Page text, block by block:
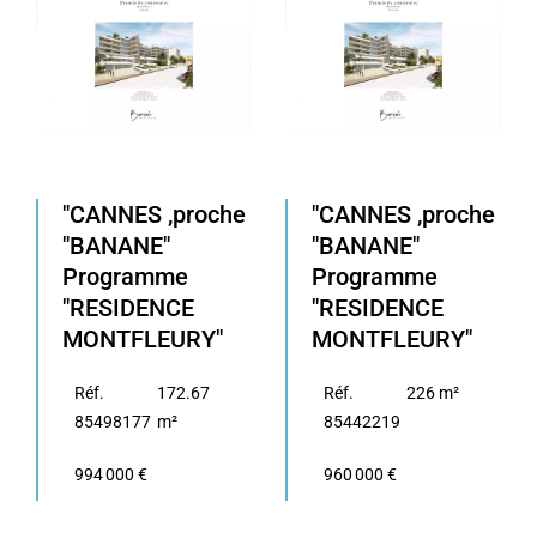
"CANNES ,proche
"BANANE"
Programme
"RESIDENCE
MONTFLEURY"
Réf.
85498177
172.67
m²
994 000 €
"CANNES ,proche
"BANANE"
Programme
"RESIDENCE
MONTFLEURY"
Réf.
85442219
226 m²
960 000 €